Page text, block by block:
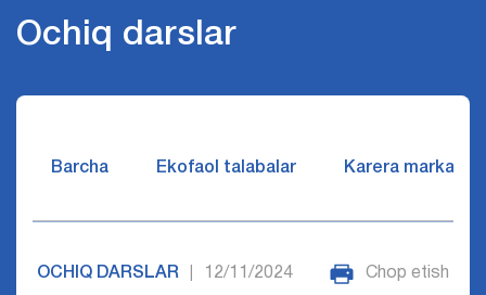
Ochiq darslar
Barcha Ekofaol talabalar Karera markazi
OCHIQ DARSLAR 12/11/2024 Chop etish